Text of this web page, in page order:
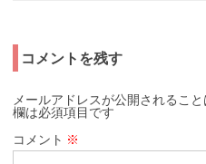
コメントを残す
メールアドレスが公開されること
欄は必須項目です
コメント ※